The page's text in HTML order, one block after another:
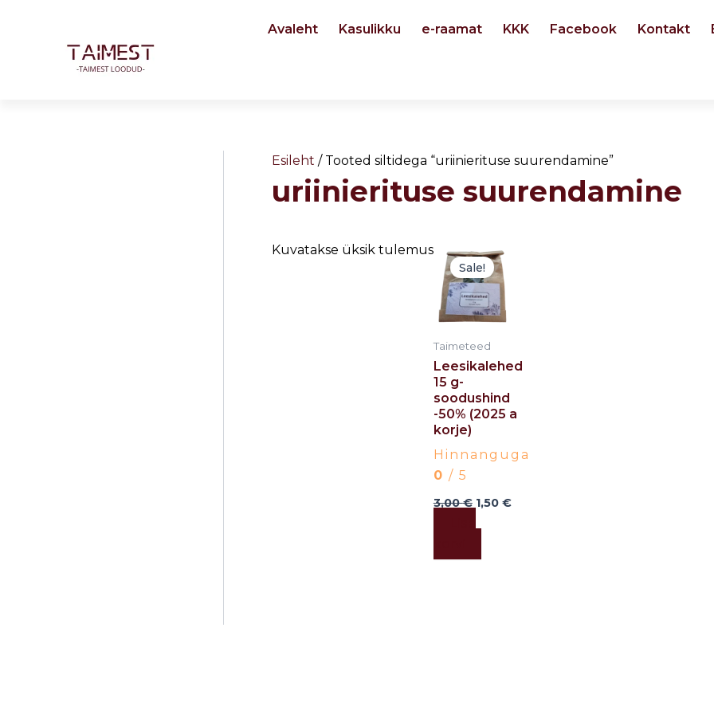
Avaleht Kasulikku e-raamat KKK Facebook Kontakt
Esileht / Tooted siltidega “uriinierituse suurendamine”
uriinierituse suurendamine
Kuvatakse üksik tulemus
Sale!
Taimeteed
Leesikalehed
15 g-
soodushind
-50% (2025 a
korje)
Hinnanguga
0 / 5
3,00€
hind
oli:
3,00 €.
1,50 €